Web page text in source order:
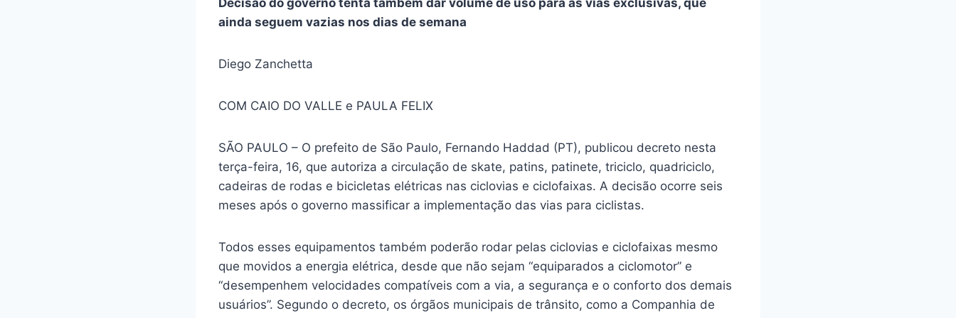
ainda seguem vazias nos dias de semana
Diego Zanchetta
COM CAIO DO VALLE e PAULA FELIX
SÃO PAULO – O prefeito de São Paulo, Fernando Haddad (PT), publicou decreto nesta
terça-feira, 16, que autoriza a circulação de skate, patins, patinete, triciclo, quadriciclo,
cadeiras de rodas e bicicletas elétricas nas ciclovias e ciclofaixas. A decisão ocorre seis
meses após o governo massificar a implementação das vias para ciclistas.
Todos esses equipamentos também poderão rodar pelas ciclovias e ciclofaixas mesmo
que movidos a energia elétrica, desde que não sejam “equiparados a ciclomotor” e
“desempenhem velocidades compatíveis com a via, a segurança e o conforto dos demais
usuários”. Segundo o decreto, os órgãos municipais de trânsito, como a Companhia de